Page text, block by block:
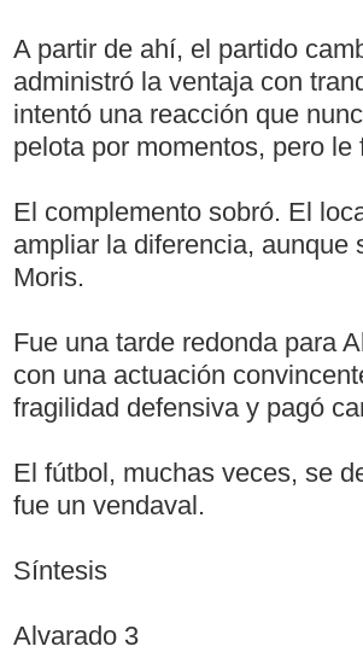
A partir de ahí, el partido
administró la ventaja con
intentó una reacción que
pelota por momentos, pero
El complemento sobró. El
ampliar la diferencia, aunque
Moris.
Fue una tarde redonda para
con una actuación
fragilidad defensiva y pagó
El fútbol, muchas veces, se
fue un vendaval.
Síntesis
Alvarado 3